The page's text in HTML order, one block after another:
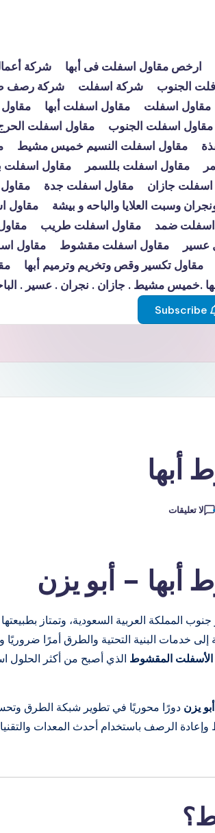
ارخص مقاول اسفلت فى أبها شركة
الجنوب شركة اسفلت شركة رصف
مقاول اسفلت مقاول اسفلت أبها
مقاول اسفلت الجنوب مقاول اسفلت
مقاول اسفلت النسيم خميس مشيط
مقاول اسفلت بللسمر مقاول اسفلت
اسفلت جازان
مقاول اسفلت جدة
وسبت العلايا والباحه و بيشة
مقاول
اسفلت ضمد مقاول اسفلت طريب
عسير
مقاول اسفلت مقشوط مقاول
مقاول تكسير وقص وتخريم وترميم أبها
.خميس مشيط . جازان . نجران . عسير .
أبها
لا تعليقات
– أبو يزن
المملكة العربية السعودية، وتمتاز بطبيعتها
خدمات البنية التحتية والطرق أمرًا ضروريًا
الأسفلت المقشوط الذي أصبح من أكثر الحلول
يزن دورًا محوريًا في تطوير شبكة الطرق
الرصف باستخدام أحدث المعدات